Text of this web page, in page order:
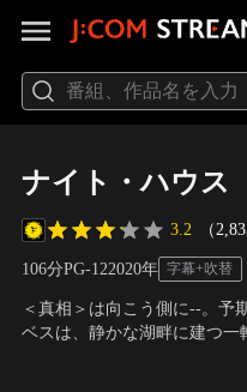
ナイト・ハウス
3.2 （
106分PG-122020年 字幕+吹替
＜真相＞は向こう側に--。予
ベスは、静かな湖畔に建つ一